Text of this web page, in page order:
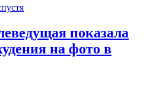
показала
на фото в